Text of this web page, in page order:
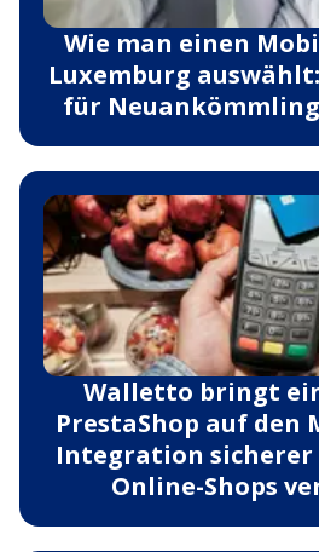
Wie man einen
Luxemburg
für
Walletto bringt
PrestaShop auf den
Integration sicherer
Online-Shops